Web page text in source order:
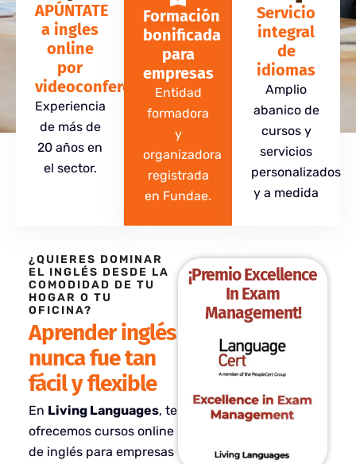
APÚNTATE
a ingles
online
por
videoconferencia
Experiencia
de más de
20 años en
el sector.
Formación
bonificada
para
empresas
Entidad
formadora
y
organizadora
registrada
en Fundae.
Servicio
integral
de
idiomas
Amplio
abanico de
cursos y
servicios
personalizados
y a medida
¿QUIERES DOMINAR
EL INGLÉS DESDE LA
COMODIDAD DE TU
HOGAR O TU
OFICINA?
Aprender inglés
nunca fue tan
fácil y flexible
En Living Languages, te
ofrecemos cursos online
de inglés para empresas
¡Premio Excellence
In Exam
Management!